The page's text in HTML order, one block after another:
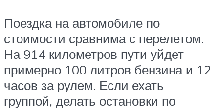
Поездка на автомобиле по
стоимости сравнима с перелетом.
На 914 километров пути уйдет
примерно 100 литров бензина и 12
часов за рулем. Если ехать
группой, делать остановки по